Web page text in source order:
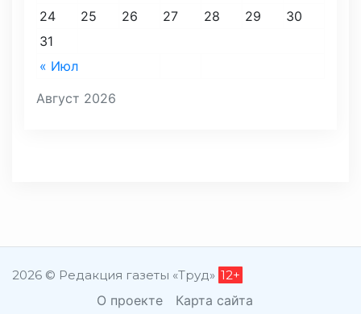
Август 2026
« Июл
24
25 26 27 28 29
30
31
2026 © Редакция газеты «Труд» 12+
О проекте Карта сайта